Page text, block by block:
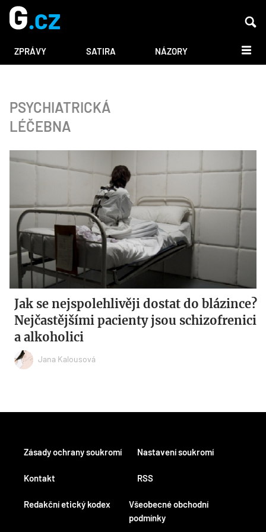
ZPRÁVY SATIRA NÁZORY DALŠÍ
PSYCHIATRICKÁ
LÉČEBNA
Jak se nejspolehlivěji dostat do blázince?
Nejčastějšími pacienty jsou schizofrenici
a alkoholici
Jana Kalousová
Kontakt
Redakční etický kodex
RSS
Všeobecné obchodní
podmínky
Zásady ochrany soukromí Nastavení soukromí